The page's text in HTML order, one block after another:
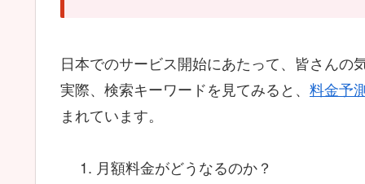
日本でのサービス開始にあたって、皆さん
実際、検索キーワードを見てみると、 料金予
まれています。
月額料金がどうなるのか？